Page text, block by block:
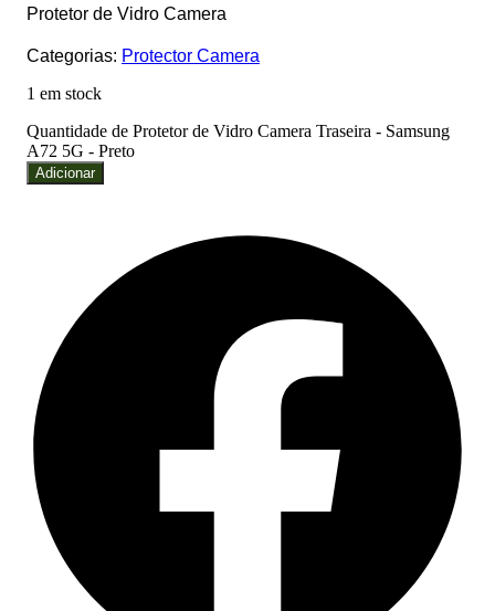
Protetor de Vidro Camera
Categorias: Protector Camera
1 em stock
Quantidade de Protetor de Vidro Camera Traseira - Samsung
A72 5G - Preto
Adicionar